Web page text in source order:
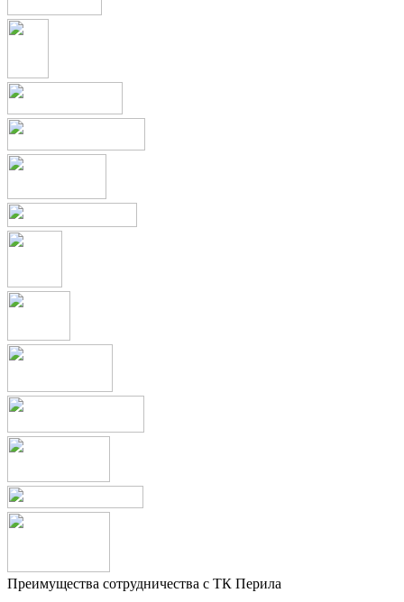
Преимущества сотрудничества с ТК Перила